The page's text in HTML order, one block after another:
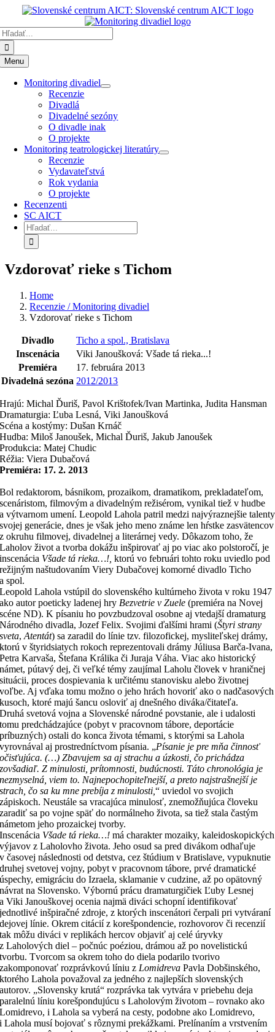
Preskočiť
obsahu
Menu
Monitoring divadiel
Recenzie
Divadlá
Divadelné sezóny
O divadle inak
O projekte
Monitoring teatrologickej literatúry
Recenzie
Vydavateľstvá
Rok vydania
O projekte
Recenzenti
SC AICT
Hľadať:
Vzdorovať rieke s Tichom
Home
Recenzie / Monitoring divadiel
Vzdorovať rieke s Tichom
Divadlo
Ticho a spol., Bratislava
Inscenácia
Viki Janoušková: Všade tá rieka...!
Premiéra
17. februára 2013
Divadelná sezóna 2012/2013
Hrajú: Michal Ďuriš, Pavol Krištofek/Ivan Martinka, Judita Hansman
Dramaturgia: Ľuba Lesná, Viki Janoušková
Scéna a kostýmy: Dušan Krnáč
Hudba: Miloš Janoušek, Michal Ďuriš, Jakub Janoušek
Produkcia: Matej Chudic
Réžia: Viera Dubačová
Premiéra: 17. 2. 2013
Bol redaktorom, básnikom, prozaikom, dramatikom, prekladateľom,
scenáristom, filmovým a divadelným režisérom, vynikal tiež v hudbe
a výtvarnom umení. Leopold Lahola patril medzi najvýraznejšie talenty
svojej generácie, dnes je však jeho meno známe len hŕstke zasvätencov
z okruhu filmovej, divadelnej a literárnej vedy. Dôkazom toho, že
Laholov život a tvorba dokážu inšpirovať aj po viac ako polstoročí, je
inscenácia Všade tá rieka…!, ktorú vo februári tohto roku uviedlo pod
režijným naštudovaním Viery Dubačovej komorné divadlo Ticho
a spol.
Leopold Lahola vstúpil do slovenského kultúrneho života v roku 1947
ako autor poeticky ladenej hry Bezvetrie v Zuele (premiéra na Novej
scéne ND). K písaniu ho povzbudzoval osobne aj vtedajší dramaturg
Národného divadla, Jozef Felix. Svojimi ďalšími hrami (Štyri strany
sveta,Atentát) sa zaradil do línie tzv. filozofickej, mysliteľskej drámy,
ktorú v štyridsiatych rokoch reprezentovali drámy Júliusa Barča-Ivana,
Petra Karvaša, Štefana Králika či Juraja Váha. Viac ako historický
námet, pútavý dej, či veľké témy zaujímal Laholu človek v hraničnej
situácii, proces dospievania k určitému stanovisku alebo životnej
voľbe. Aj vďaka tomu možno o jeho hrách hovoriť ako o nadčasových
kusoch, ktoré majú šancu osloviť aj dnešného diváka/čitateľa.
Druhá svetová vojna a Slovenské národné povstanie, ale i udalosti
tomu predchádzajúce (pobyt v pracovnom tábore, deportácie
príbuzných) ostali do konca života témami, s ktorými sa Lahola
vyrovnával aj prostredníctvom písania. „Písanie je pre mňa činnosť
očisťujúca. (…) Zbavujem sa aj strachu a úzkosti, čo prichádza
zovšadiaľ. Z minulosti, prítomnosti, budúcnosti. Táto chronológia je
nezmyselná, viem to. Najnepochopiteľnejší, a preto najstrašnejší je
strach, čo sa ku mne prebíja z minulosti,“ uviedol vo svojich
zápiskoch. Neustále sa vracajúca minulosť, znemožňujúca človeku
zaradiť sa po vojne späť do normálneho života, sa tiež stala častým
námetom jeho prozaickej tvorby.
Inscenácia Všade tá rieka…! má charakter mozaiky, kaleidoskopických
výjavov z Laholovho života. Jeho osud sa pred divákom odhaľuje
v časovej následnosti od detstva, cez štúdium v Bratislave, vypuknutie
druhej svetovej vojny, pobyt v pracovnom tábore, prvé dramatické
úspechy, emigráciu do Izraela, sklamanie v cudzine, až po opätovný
návrat na Slovensko. Výbornú prácu dramaturgičiek Ľuby Lesnej
a Viki Janouškovej ocenia najmä diváci schopní identifikovať
jednotlivé inšpiračné zdroje, z ktorých inscenátori čerpali pri vytváraní
dejovej línie. Okrem citácií z korešpondencie, rozhovorov či recenzií
tak môžu diváci v replikách hercov objaviť aj celé úryvky
z Laholových diel – počnúc poéziou, drámou až po novelistickú
tvorbu. Tvorcom sa okrem toho do diela podarilo tvorivo
zakomponovať rozprávkovú líniu z Lomidreva Pavla Dobšinského,
ktorého Lahola považoval za jedného z najlepších slovenských
autorov. „Slovensky krutá“ rozprávka tak vytvára v priebehu deja
paralelnú líniu korešpondujúcu s Laholovým životom – rovnako ako
Lomidrevo, i Lahola sa vyberá na cesty, podobne ako Lomidrevo,
i Lahola musí bojovať s rôznymi prekážkami. Prelínaním a vrstvením